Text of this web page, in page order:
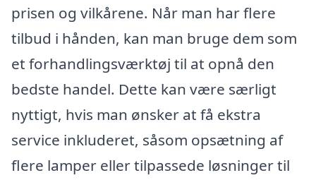
prisen og vilkårene. Når man har flere
tilbud i hånden, kan man bruge dem som
et forhandlingsværktøj til at opnå den
bedste handel. Dette kan være særligt
nyttigt, hvis man ønsker at få ekstra
service inkluderet, såsom opsætning af
flere lamper eller tilpassede løsninger til